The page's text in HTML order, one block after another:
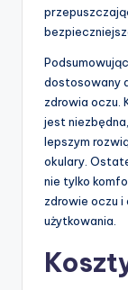
dostosowany
zdrowia oczu.
jest
lepszym
okulary.
nie tylko
zdrowie oczu
użytkowania.